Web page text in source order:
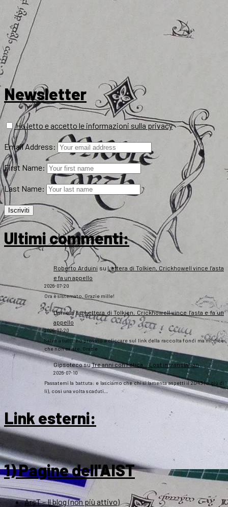
Newsletter
Ho letto e accetto le informazioni sulla privacy
Email Address:
First Name:
Last Name:
Ultimi commenti:
Roberto Arduini su Lettera di Tolkien, Crickhowell vince l’asta
e fa un appello
2026-07-20
Ora è sistemato. Grazie mille!
DanielasuLettera di Tolkien, Crickhowell vince l’asta e fa un
appello
2026-07-20
Salve a tutti, ho provato a cliccare sul link della raccolta fondi ma mi dice
che non esiste. Grazie
GipsotecosuTre anni con Fatica… Lost in translation
2026-07-10
Passatemi la battuta: e lasciamo che chi si lamenta aspetti il 2043 (o giù di
lì), così una volta scaduti…
Link esterni:
1) Pagine dell'AIST
ArsT – Il blog (non più attivo)